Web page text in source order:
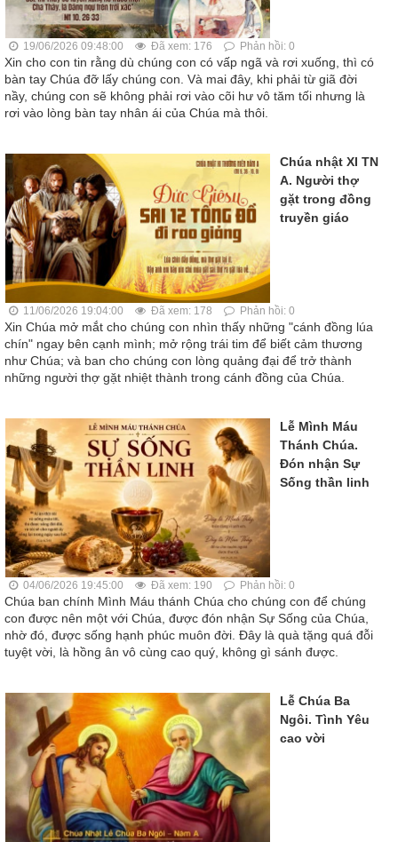
19/06/2026 09:48:00 Đã xem: 176 Phản hồi: 0
Xin cho con tin rằng dù chúng con có vấp ngã và rơi xuống, thì có
bàn tay Chúa đỡ lấy chúng con. Và mai đây, khi phải từ giã đời
nầy, chúng con sẽ không phải rơi vào cõi hư vô tăm tối nhưng là
rơi vào lòng bàn tay nhân ái của Chúa mà thôi.
Chúa nhật XI TN
A. Người thợ
gặt trong đồng
truyền giáo
11/06/2026 19:04:00 Đã xem: 178 Phản hồi: 0
Xin Chúa mở mắt cho chúng con nhìn thấy những "cánh đồng lúa
chín" ngay bên cạnh mình; mở rộng trái tim để biết cảm thương
như Chúa; và ban cho chúng con lòng quảng đại để trở thành
những người thợ gặt nhiệt thành trong cánh đồng của Chúa.
Lễ Mình Máu
Thánh Chúa.
Đón nhận Sự
Sống thần linh
04/06/2026 19:45:00 Đã xem: 190 Phản hồi: 0
Chúa ban chính Mình Máu thánh Chúa cho chúng con để chúng
con được nên một với Chúa, được đón nhận Sự Sống của Chúa,
nhờ đó, được sống hạnh phúc muôn đời. Đây là quà tặng quá đỗi
tuyệt vời, là hồng ân vô cùng cao quý, không gì sánh được.
Lễ Chúa Ba
Ngôi. Tình Yêu
cao vời